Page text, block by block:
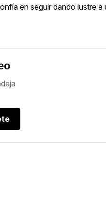
en seguir dando lustre a